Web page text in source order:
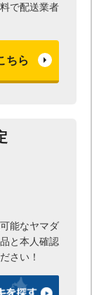
で配送業者
ちら
能なヤマダ
と本人確認
さい！